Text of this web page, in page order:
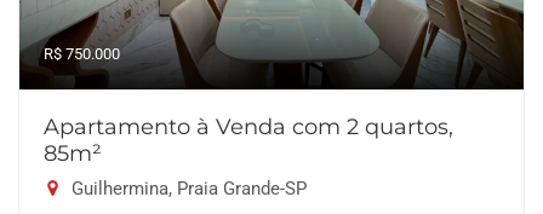
R$ 750.000
Apartamento à Venda com 2 quartos,
85m²
Guilhermina, Praia Grande-SP